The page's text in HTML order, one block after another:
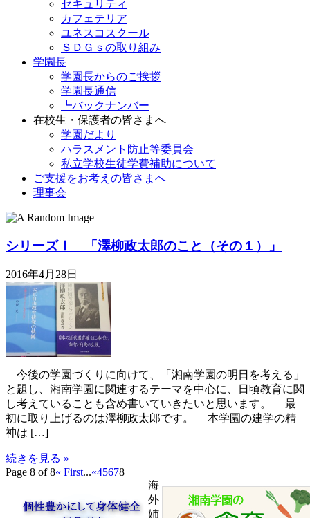
セキュリティ
カフェテリア
ユネスコスクール
ＳＤＧｓの取り組み
学園長
学園長からのご挨拶
学園長通信
┗バックナンバー
在校生・保護者の皆さまへ
学園だより
ハラスメント防止等委員会
私立学校生徒学費補助について
ご支援をお考えの皆さまへ
理事会
シリーズⅠ 「澤柳政太郎のこと（その１）」
2016年4月28日
今後の学園づくりに向けて、「湘南学園の明日を考える」
と題し、湘南学園に関連するテーマを中心に、日頃教育に関
し考えていることも含め書いていきたいと思います。 最
初に取り上げるのは澤柳政太郎です。 本学園の建学の精
神は […]
続きを見る »
Page 8 of 8« First...«45678
海
外
姉